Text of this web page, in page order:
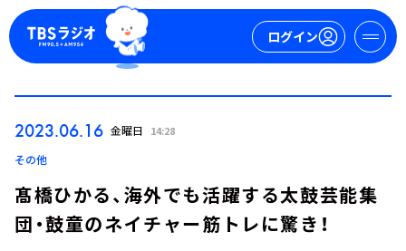
ログイン
2023.06.16 金曜日 14:28
その他
髙橋ひかる、海外でも活躍する太鼓芸能集
団・鼓童のネイチャー筋トレに驚き！